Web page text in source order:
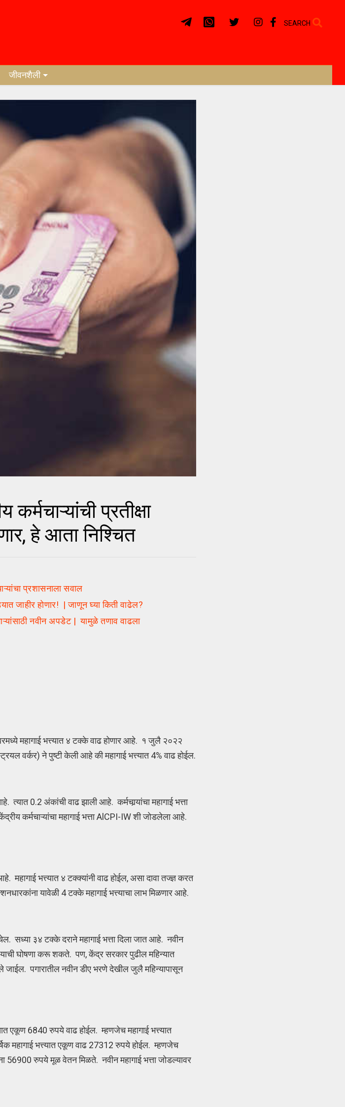
SEARCH
जीवनशैली
प्रतीक्षा
हे आता निश्चित
प्रशासनाला सवाल
जाहीर होणार! | जाणून घ्या किती वाढेल?
नवीन अपडेट | यामुळे तणाव वाढला
महागाई भत्त्यात ४ टक्के वाढ होणार आहे. १ जुलै २०२२
वर्कर) ने पुष्टी केली आहे की महागाई भत्त्यात 4% वाढ होईल.
0.2 अंकांची वाढ झाली आहे. कर्मचार्‍यांचा महागाई भत्ता
कर्मचाऱ्यांचा महागाई भत्ता AlCPI-IW शी जोडलेला आहे.
भत्त्यात ४ टक्क्यांनी वाढ होईल, असा दावा तज्ज्ञ करत
यावेळी 4 टक्के महागाई भत्त्याचा लाभ मिळणार आहे.
सध्या ३४ टक्के दराने महागाई भत्ता दिला जात आहे. नवीन
घोषणा करू शकते. पण, केंद्र सरकार पुढील महिन्यात
जाईल. पगारातील नवीन डीए भरणे देखील जुलै महिन्यापासून
एकूण 6840 रुपये वाढ होईल. म्हणजेच महागाई भत्त्यात
महागाई भत्त्यात एकूण वाढ 27312 रुपये होईल. म्हणजेच
56900 रुपये मूळ वेतन मिळते. नवीन महागाई भत्ता जोडल्यावर